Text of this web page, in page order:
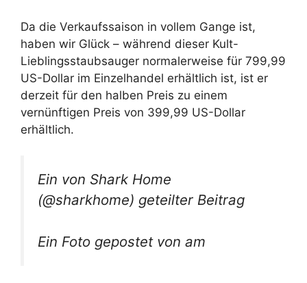
Da die Verkaufssaison in vollem Gange ist,
haben wir Glück – während dieser Kult-
Lieblingsstaubsauger normalerweise für 799,99
US-Dollar im Einzelhandel erhältlich ist, ist er
derzeit für den halben Preis zu einem
vernünftigen Preis von 399,99 US-Dollar
erhältlich.
Ein von Shark Home
(@sharkhome) geteilter Beitrag
Ein Foto gepostet von am